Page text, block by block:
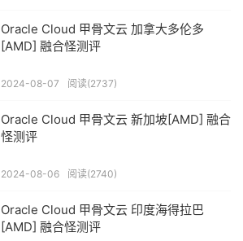
Oracle Cloud 甲骨文云 加拿大多伦多
[AMD] 融合怪测评
2024-08-07 阅读(2737)
Oracle Cloud 甲骨文云 新加坡[AMD] 融合
怪测评
2024-08-06 阅读(2740)
Oracle Cloud 甲骨文云 印度海得拉巴
[AMD] 融合怪测评